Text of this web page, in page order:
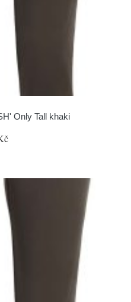
Only Tall khaki